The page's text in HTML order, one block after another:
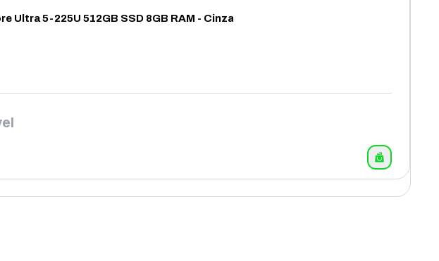
Ultra 5-225U 512GB SSD 8GB RAM - Cinza